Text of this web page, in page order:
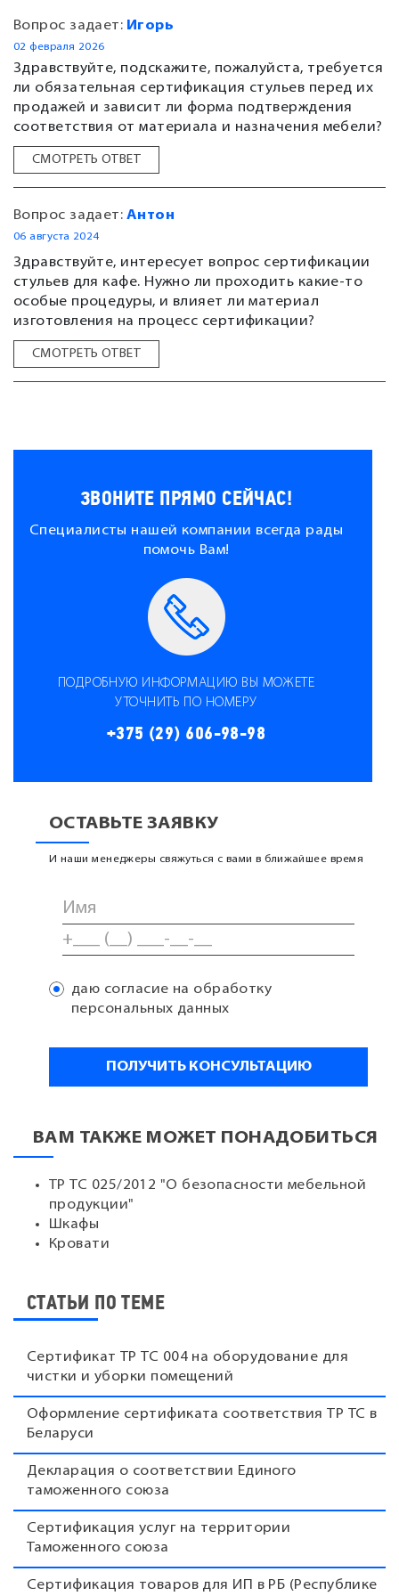
Вопрос задает: Игорь
02 февраля 2026
Здравствуйте, подскажите, пожалуйста, требуется
ли обязательная сертификация стульев перед их
продажей и зависит ли форма подтверждения
соответствия от материала и назначения мебели?
СМОТРЕТЬ ОТВЕТ
Вопрос задает: Антон
06 августа 2024
Здравствуйте, интересует вопрос сертификации
стульев для кафе. Нужно ли проходить какие-то
особые процедуры, и влияет ли материал
изготовления на процесс сертификации?
СМОТРЕТЬ ОТВЕТ
ЗВОНИТЕ ПРЯМО СЕЙЧАС!
Специалисты нашей компании всегда рады
помочь Вам!
ПОДРОБНУЮ ИНФОРМАЦИЮ ВЫ МОЖЕТЕ
УТОЧНИТЬ ПО НОМЕРУ
+375 (29) 606-98-98
ОСТАВЬТЕ ЗАЯВКУ
И наши менеджеры свяжуться с вами в ближайшее время
даю согласие на обработку
персональных данных
ВАМ ТАКЖЕ МОЖЕТ ПОНАДОБИТЬСЯ
ТР ТС 025/2012 "О безопасности мебельной
продукции"
Шкафы
Кровати
СТАТЬИ ПО ТЕМЕ
Сертификат ТР ТС 004 на оборудование для
чистки и уборки помещений
Оформление сертификата соответствия ТР ТС в
Беларуси
Декларация о соответствии Единого
таможенного союза
Сертификация услуг на территории
Таможенного союза
Сертификация товаров для ИП в РБ (Республике